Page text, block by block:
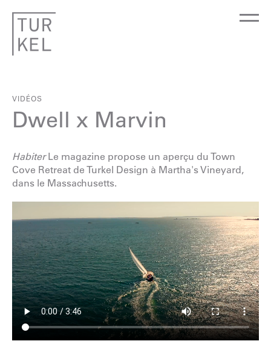
VIDÉOS
Dwell x Marvin
HabiterLe magazine propose un aperçu du Town
Cove Retreat de Turkel Design à Martha's Vineyard,
dans le Massachusetts.